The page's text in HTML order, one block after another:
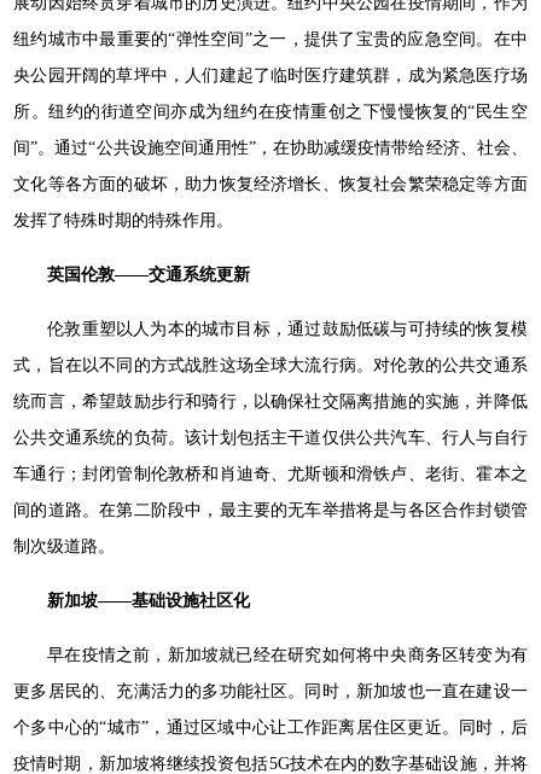
纽约城市中最重要的“弹性空间”之一，提供了宝贵的应急空间。在中
央公园开阔的草坪中，人们建起了临时医疗建筑群，成为紧急医疗场
所。纽约的街道空间亦成为纽约在疫情重创之下慢慢恢复的“民生空
间”。通过“公共设施空间通用性”，在协助减缓疫情带给经济、社会、
文化等各方面的破坏，助力恢复经济增长、恢复社会繁荣稳定等方面
发挥了特殊时期的特殊作用。
英国伦敦——交通系统更新
伦敦重塑以人为本的城市目标，通过鼓励低碳与可持续的恢复模
式，旨在以不同的方式战胜这场全球大流行病。对伦敦的公共交通系
统而言，希望鼓励步行和骑行，以确保社交隔离措施的实施，并降低
公共交通系统的负荷。该计划包括主干道仅供公共汽车、行人与自行
车通行；封闭管制伦敦桥和肖迪奇、尤斯顿和滑铁卢、老街、霍本之
间的道路。在第二阶段中，最主要的无车举措将是与各区合作封锁管
制次级道路。
新加坡——基础设施社区化
早在疫情之前，新加坡就已经在研究如何将中央商务区转变为有
更多居民的、充满活力的多功能社区。同时，新加坡也一直在建设一
个多中心的“城市”，通过区域中心让工作距离居住区更近。同时，后
疫情时期，新加坡将继续投资包括5G技术在内的数字基础设施，并将